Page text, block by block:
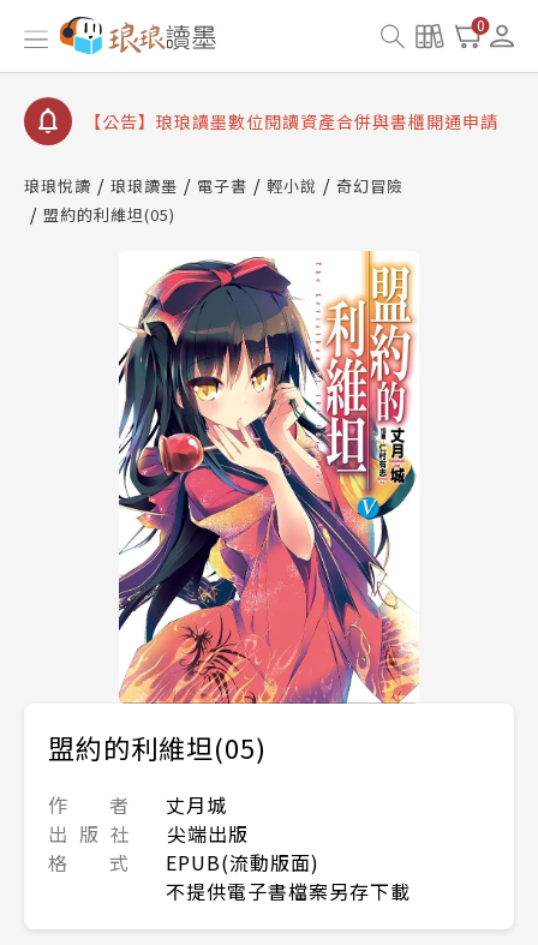
0
【公告】因 Readmoo 讀墨系統維護中，本站同步暫
停部分閱讀服務
【公告】琅琅讀墨數位閱讀資產合併與書櫃開通申請
【公告】琅琅讀墨書櫃開通常見問題
請圖文教學
【公告】琅琅書店服務升級重要說明及資產合併結果
查詢
【公告】因 Readmoo 讀墨系統維護中，本站同步暫
停部分閱讀服務
琅琅悅讀 琅琅讀墨 電子書 輕小說
奇幻冒險
盟約的利維坦(05)
盟約的利維坦(05)
作 者
丈月城
出 版 社
尖端出版
格 式
EPUB(流動版面)
不提供電子書檔案另存下載